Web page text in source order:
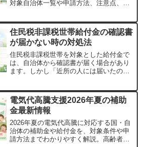
対象自治体一覧や申請方法、注意点、医
住民税非課税世帯給付金の確認書
が届かない時の対処法
住民税非課税世帯を対象とした給付金で
は、自治体から確認書が届く場合があり
ます。しかし「近所の人には届いたの
い」と不安になることもあるでしょう。
確認書が届かないときは、対象年度の自
治体公式案内で発送状況を確認し、不明
な点を給付金窓口へ...
電気代高騰支援2026年夏の補助
金最新情報
2026年夏の電気代高騰に対応する国・自
治体の補助金や給付金を、対象条件や申
請方法までわかりやすく解説。高齢者や